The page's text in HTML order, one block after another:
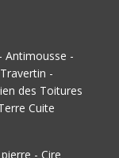
- Antimousse -
-
des Toitures
Cuite
- Cire